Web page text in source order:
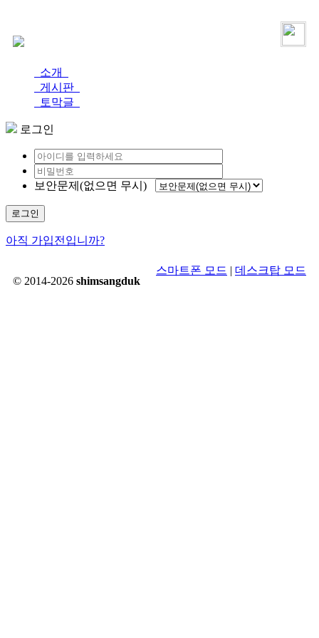
소개
게시판
토막글
로그인
보안문제(없으면 무시)
로그인
아직 가입전입니까?
© 2014-2026 shimsangduk
스마트폰 모드 | 데스크탑 모드